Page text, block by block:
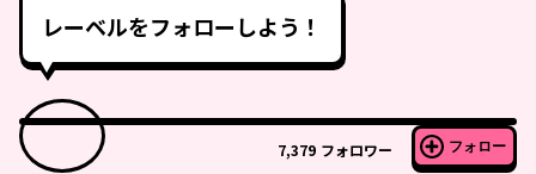
レーベルをフォローしよう！
7,379 フォロワー フォロー